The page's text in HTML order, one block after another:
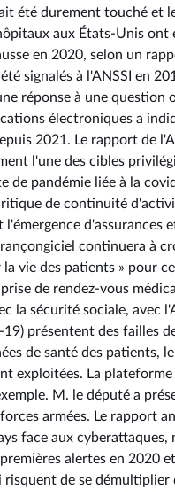
été durement touché et
aux États-Unis
en 2020, selon un
signalés à l'ANSSI en
réponse à une question
électroniques a
2021. Le rapport de
l'une des cibles
de pandémie liée à la
de continuité
continuera à
vie des patients » pour
de rendez-vous
la sécurité sociale, avec
présentent des failles
de santé des patients,
exploitées. La
M. le député a
armées. Le rapport
face aux
alertes en 2020
de se démultiplier